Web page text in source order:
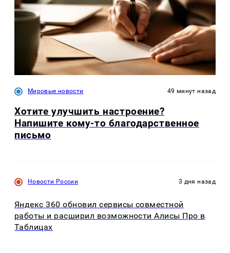
Мировые новости 49 минут назад
Хотите улучшить настроение?
Напишите кому-то благодарственное
письмо
Новости России 3 дня назад
Яндекс 360 обновил сервисы совместной
работы и расширил возможности Алисы Про в
Таблицах